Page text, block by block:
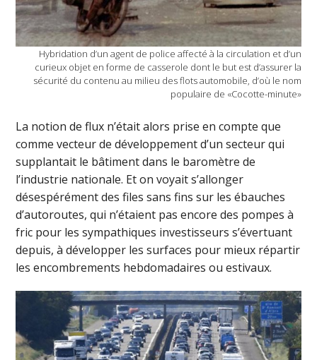
Hybridation d’un agent de police affecté à la circulation et d’un
curieux objet en forme de casserole dont le but est d’assurer la
sécurité du contenu au milieu des flots automobile, d’où le nom
populaire de «Cocotte-minute»
La notion de flux n’était alors prise en compte que
comme vecteur de développement d’un secteur qui
supplantait le bâtiment dans le baromètre de
l’industrie nationale. Et on voyait s’allonger
désespérément des files sans fins sur les ébauches
d’autoroutes, qui n’étaient pas encore des pompes à
fric pour les sympathiques investisseurs s’évertuant
depuis, à développer les surfaces pour mieux répartir
les encombrements hebdomadaires ou estivaux.